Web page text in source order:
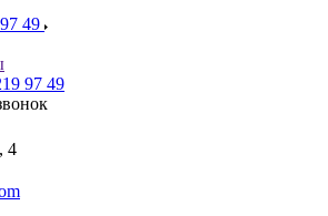
49
97 49
4